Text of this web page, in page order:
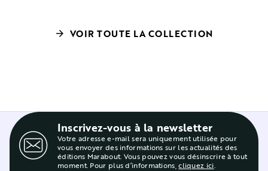
arrow_forward VOIR TOUTE LA COLLECTION
Inscrivez-vous à la newsletter
Votre adresse e-mail sera uniquement utilisée pour
vous envoyer des informations sur les actualités des
éditions Marabout. Vous pouvez vous désinscrire à tout
moment. Pour plus d’informations,cliquez ici